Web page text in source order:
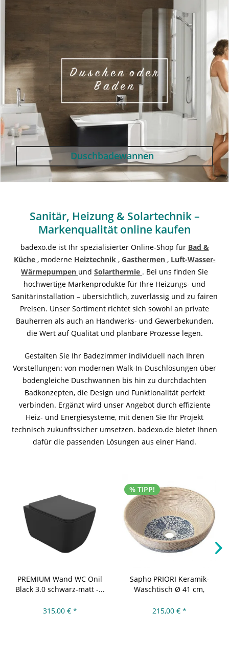
Duschbadewannen
Sanitär, Heizung & Solartechnik –
Markenqualität online kaufen
badexo.de ist Ihr spezialisierter Online-Shop für Bad &
Küche , moderne Heiztechnik , Gasthermen , Luft-Wasser-
Wärmepumpen und Solarthermie . Bei uns finden Sie
hochwertige Markenprodukte für Ihre Heizungs- und
Sanitärinstallation – übersichtlich, zuverlässig und zu fairen
Preisen. Unser Sortiment richtet sich sowohl an private
Bauherren als auch an Handwerks- und Gewerbekunden,
die Wert auf Qualität und planbare Prozesse legen.
Gestalten Sie Ihr Badezimmer individuell nach Ihren
Vorstellungen: von modernen Walk-In-Duschlösungen über
bodengleiche Duschwannen bis hin zu durchdachten
Badkonzepten, die Design und Funktionalität perfekt
verbinden. Ergänzt wird unser Angebot durch effiziente
Heiz- und Energiesysteme, mit denen Sie Ihr Projekt
technisch zukunftssicher umsetzen. badexo.de bietet Ihnen
dafür die passenden Lösungen aus einer Hand.
PREMIUM Wand WC Onil
Black 3.0 schwarz-matt -...
315,00 € *
% TIPP!
Sapho PRIORI Keramik-
Waschtisch Ø 41 cm,
215,00 € *